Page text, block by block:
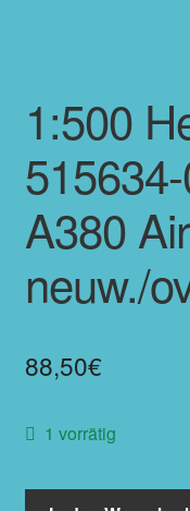
1:500
A380
neuw./
88,50€
1 vorrätig